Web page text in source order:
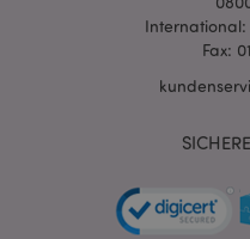
International:
Fax: